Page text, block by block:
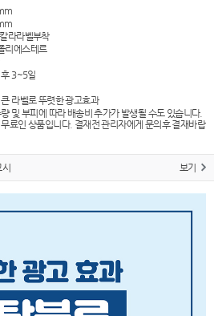
라라벨부착
리에스테르
3~5일
라벨로 뚜렷한 광고효과
및 부피에 따라 배송비 추가가 발생될 수도 있습니다.
료인 상품입니다. 결재전 관리자에게 문의후 결재바랍
시 보기